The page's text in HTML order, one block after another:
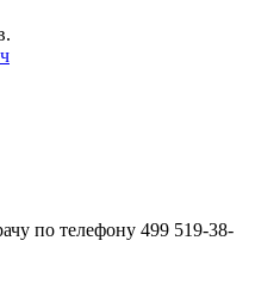
по телефону 499 519-38-